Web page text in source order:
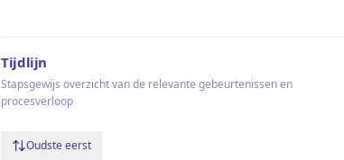
Tijdlijn
Stapsgewijs overzicht van de relevante gebeurtenissen en
procesverloop
Oudste eerst